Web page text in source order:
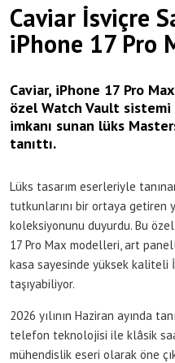
Caviar İsviçre
iPhone 17 Pro
Caviar, iPhone 17 Pro
özel Watch Vault
imkanı sunan lüks
tanıttı.
Lüks tasarım eserleriyle
tutkunlarını bir ortaya getiren
koleksiyonunu duyurdu. Bu
17 Pro Max modelleri, art
kasa sayesinde yüksek
taşıyabiliyor.
2026 yılının Haziran ayında
telefon teknolojisi ile klâsik
mühendislik eseri olarak öne